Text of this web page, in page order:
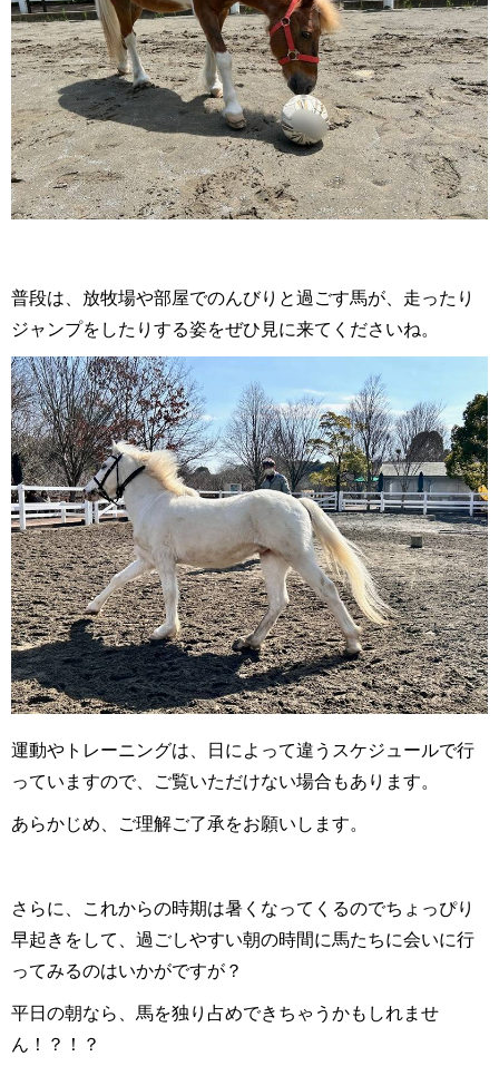
普段は、放牧場や部屋でのんびりと過ごす馬が、走ったり
ジャンプをしたりする姿をぜひ見に来てくださいね。
運動やトレーニングは、日によって違うスケジュールで行
っていますので、ご覧いただけない場合もあります。
あらかじめ、ご理解ご了承をお願いします。
さらに、これからの時期は暑くなってくるのでちょっぴり
早起きをして、過ごしやすい朝の時間に馬たちに会いに行
ってみるのはいかがですが？
平日の朝なら、馬を独り占めできちゃうかもしれませ
ん！？！？